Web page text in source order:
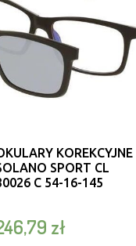
KOREKCYJNE
SPORT CL
C 54-16-145
zł